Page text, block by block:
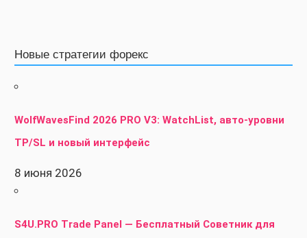
Новые стратегии форекс
WolfWavesFind 2026 PRO V3: WatchList, авто-уровни
TP/SL и новый интерфейс
8 июня 2026
S4U.PRO Trade Panel — Бесплатный Советник для